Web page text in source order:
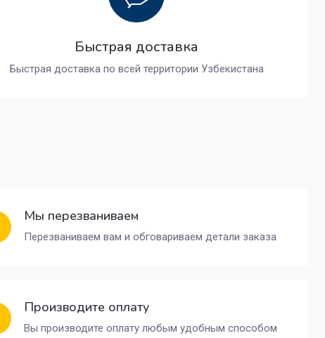
Быстрая доставка
Быстрая доставка по всей территории Узбекистана
Мы перезваниваем
Перезваниваем вам и обговариваем детали заказа
Производите оплату
Вы производите оплату любым удобным способом